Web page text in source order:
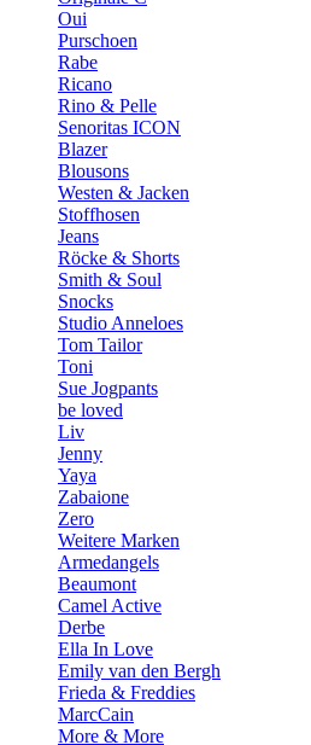
Oui
Purschoen
Rabe
Ricano
Rino & Pelle
Senoritas ICON
Blazer
Blousons
Westen & Jacken
Stoffhosen
Jeans
Röcke & Shorts
Smith & Soul
Snocks
Studio Anneloes
Tom Tailor
Toni
Sue Jogpants
be loved
Liv
Jenny
Yaya
Zabaione
Zero
Weitere Marken
Armedangels
Beaumont
Camel Active
Derbe
Ella In Love
Emily van den Bergh
Frieda & Freddies
MarcCain
More & More